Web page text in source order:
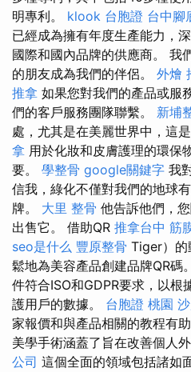
明專利。 klook 台胞證 台中腳
已經成為擁有年度生產能力，
國際和國內品牌的供應商。 我
的朋友成為我們的伴侶。 外燴
推拿 如果您對我們的產品或服
們的客戶服務團隊聯繫。 新埔
處，尤其是在美麗世界中，這
拿 用於化妝和皮膚護理的環保
要。 學整骨 google關鍵字 我
信我，綠化不僅對我們的地球
牌。 大里 整骨 他告訴他們，
出售它。 借助QR 推拿台中 筋
seo是什么 豐原整骨 Tiger）的
鬆地為美容產品創建品牌QR碼。
件符合ISO和GDPR要求，以根
護用戶的數據。 台胞證 桃園
家報價和與產品相關的教程有
美學手術涵蓋了旨在改善個人
公司 這個全面的領域包括諸如